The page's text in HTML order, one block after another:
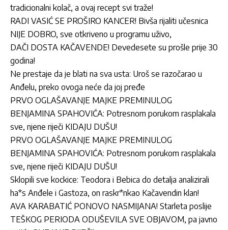
tradicionalni kolač, a ovaj recept svi traže!
RADI VASIĆ SE PROŠIRO KANCER! Bivša rijaliti učesnica
NIJE DOBRO, sve otkriveno u programu uživo,
DAČI DOSTA KAČAVENDE! Devedesete su prošle prije 30
godina!
Ne prestaje da je blati na sva usta: Uroš se razočarao u
Anđelu, preko ovoga neće da joj pređe
PRVO OGLAŠAVANJE MAJKE PREMINULOG
BENJAMINA SPAHOVIĆA: Potresnom porukom rasplakala
sve, njene riječi KIDAJU DUŠU!
PRVO OGLAŠAVANJE MAJKE PREMINULOG
BENJAMINA SPAHOVIĆA: Potresnom porukom rasplakala
sve, njene riječi KIDAJU DUŠU!
Sklopili sve kockice: Teodora i Bebica do detalja analizirali
ha*s Anđele i Gastoza, on raskr*nkao Kačavendin klan!
AVA KARABATIĆ PONOVO NASMIJANA! Starleta poslije
TEŠKOG PERIODA ODUŠEVILA SVE OBJAVOM, pa javno